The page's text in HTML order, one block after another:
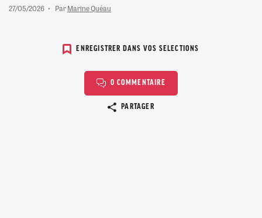
27/05/2026 ParMarine Quéau
ENREGISTRER DANS VOS SELECTIONS
0 COMMENTAIRE
PARTAGER